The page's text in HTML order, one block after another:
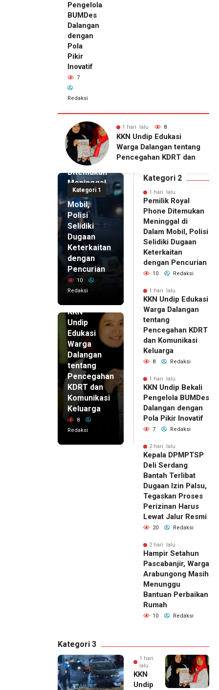
Pengelola
BUMDes
Dalangan
dengan
Pola
Pikir
Inovatif
7
Redaksi
1 hari lalu
KKN Undip Bekali
Pengelola BUMDes
Dalangan dengan Pola
Kategori 1
1 hari lalu
Pemilik
Royal
Phone
Ditemukan
Meninggal
di Dalam
Mobil,
Polisi
Selidiki
Dugaan
Keterkaitan
dengan
Pencurian
10
Redaksi
KKN
Undip
Edukasi
Warga
Dalangan
tentang
Pencegahan
KDRT dan
Komunikasi
Keluarga
8
Redaksi
Kategori 2
1 hari lalu
Pemilik Royal
Phone Ditemukan
Meninggal di
Dalam Mobil, Polisi
Selidiki Dugaan
Keterkaitan
dengan Pencurian
10 Redaksi
1 hari lalu
KKN Undip Edukasi
Warga Dalangan
tentang
Pencegahan KDRT
dan Komunikasi
Keluarga
8 Redaksi
1 hari lalu
KKN Undip Bekali
Pengelola BUMDes
Dalangan dengan
Pola Pikir Inovatif
7 Redaksi
2 hari lalu
Kepala DPMPTSP
Deli Serdang
Bantah Terlibat
Dugaan Izin Palsu,
Tegaskan Proses
Perizinan Harus
Lewat Jalur Resmi
20 Redaksi
2 hari lalu
Hampir Setahun
Pascabanjir, Warga
Arabungong Masih
Menunggu
Bantuan Perbaikan
Rumah
10 Redaksi
Kategori 3
1 hari
lalu
KKN
Undip